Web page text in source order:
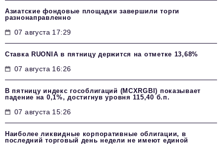
Азиатские фондовые площадки завершили торги
разнонаправленно
07 августа 17:29
Ставка RUONIA в пятницу держится на отметке 13,68%
07 августа 16:26
В пятницу индекс гособлигаций (MCXRGBI) показывает
падение на 0,1%, достигнув уровня 115,40 б.п.
07 августа 15:26
Наиболее ликвидные корпоративные облигации, в
последний торговый день недели не имеют единой